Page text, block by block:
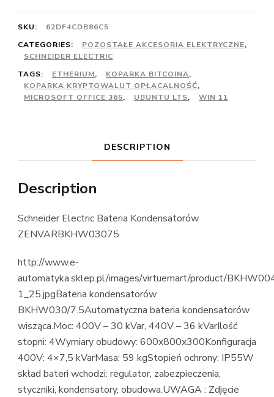
SKU:
62DF4CDB86C5
CATEGORIES:
POZOSTAŁE AKCESORIA ELEKTRYCZNE,
SCHNEIDER ELECTRIC
TAGS:
ETHERIUM, KOPARKA BITCOINA,
KOPARKA KRYPTOWALUT OPŁACALNOŚĆ,
MICROSOFT OFFICE 365, UBUNTU LTS, WIN 11
DESCRIPTION
Description
Schneider Electric Bateria Kondensatorów
ZENVARBKHW03075
http://www.e-
automatyka.sklep.pl/images/virtuemart/product/
1_25.jpgBateria kondensatorów
BKHW030/7.5Automatyczna bateria kondensatorów
wisząca.Moc: 400V – 30 kVar, 440V – 36 kVarIlość
stopni: 4Wymiary obudowy: 600x800x300Konfiguracja
400V: 4×7,5 kVarMasa: 59 kgStopień ochrony: IP55W
skład bateri wchodzi: regulator, zabezpieczenia,
styczniki, kondensatory, obudowa.UWAGA : Zdjęcie